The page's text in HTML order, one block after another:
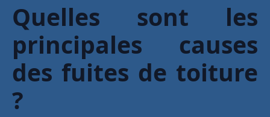
Quelles sont les
principales causes
des fuites de toiture
?